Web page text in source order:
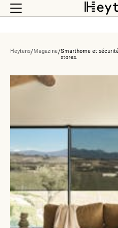
Heytens/Magazine/Smarthome et
stores.